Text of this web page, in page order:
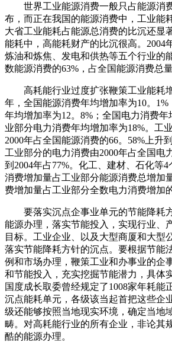
世界工业能源消费一般只占能源消
布，而正在我国的能源消费中，工业能
大省工业能耗占能源总消费的比沉还显
能耗中，高能耗财产的比沉很高。2004
炼油和炼焦、发电和供热等五个行业的
数能源消费的63%，占全国能源消费总量
高耗能行业过度扩张鞭策工业能耗增
年，全国能源消费年均增加率为10。
年均增加率为12。8%；全国电力消费年
业部分电力消费年均增加率为18%。工
2000年占全国能源消费的66。58%上升
工业部分的电力消费由2000年占全国电
到2004年占77%。化工、建材、石化等
消费增加量占工业部分能源消费总增加
费增加量占工业部分全数电力消费增加的
要落实沉点企事业单元的节能降耗
能源办理，落实节能投入，实现行业、
目标。工业企业、以及大型商厦和大型
落实节能降耗方针的沉点。要根据节能
例和市场办理，鞭策工业和办事业的企
和节能投入，充实挖掘节能潜力，具体
国度成长取委曾经规定了1008家年耗能
沉点能耗单元，各级该当起首把这些企
级还能够按照当地现实环境，确定当地
畴。对高耗能行业的所有企业，非论其
酷的能源办理。